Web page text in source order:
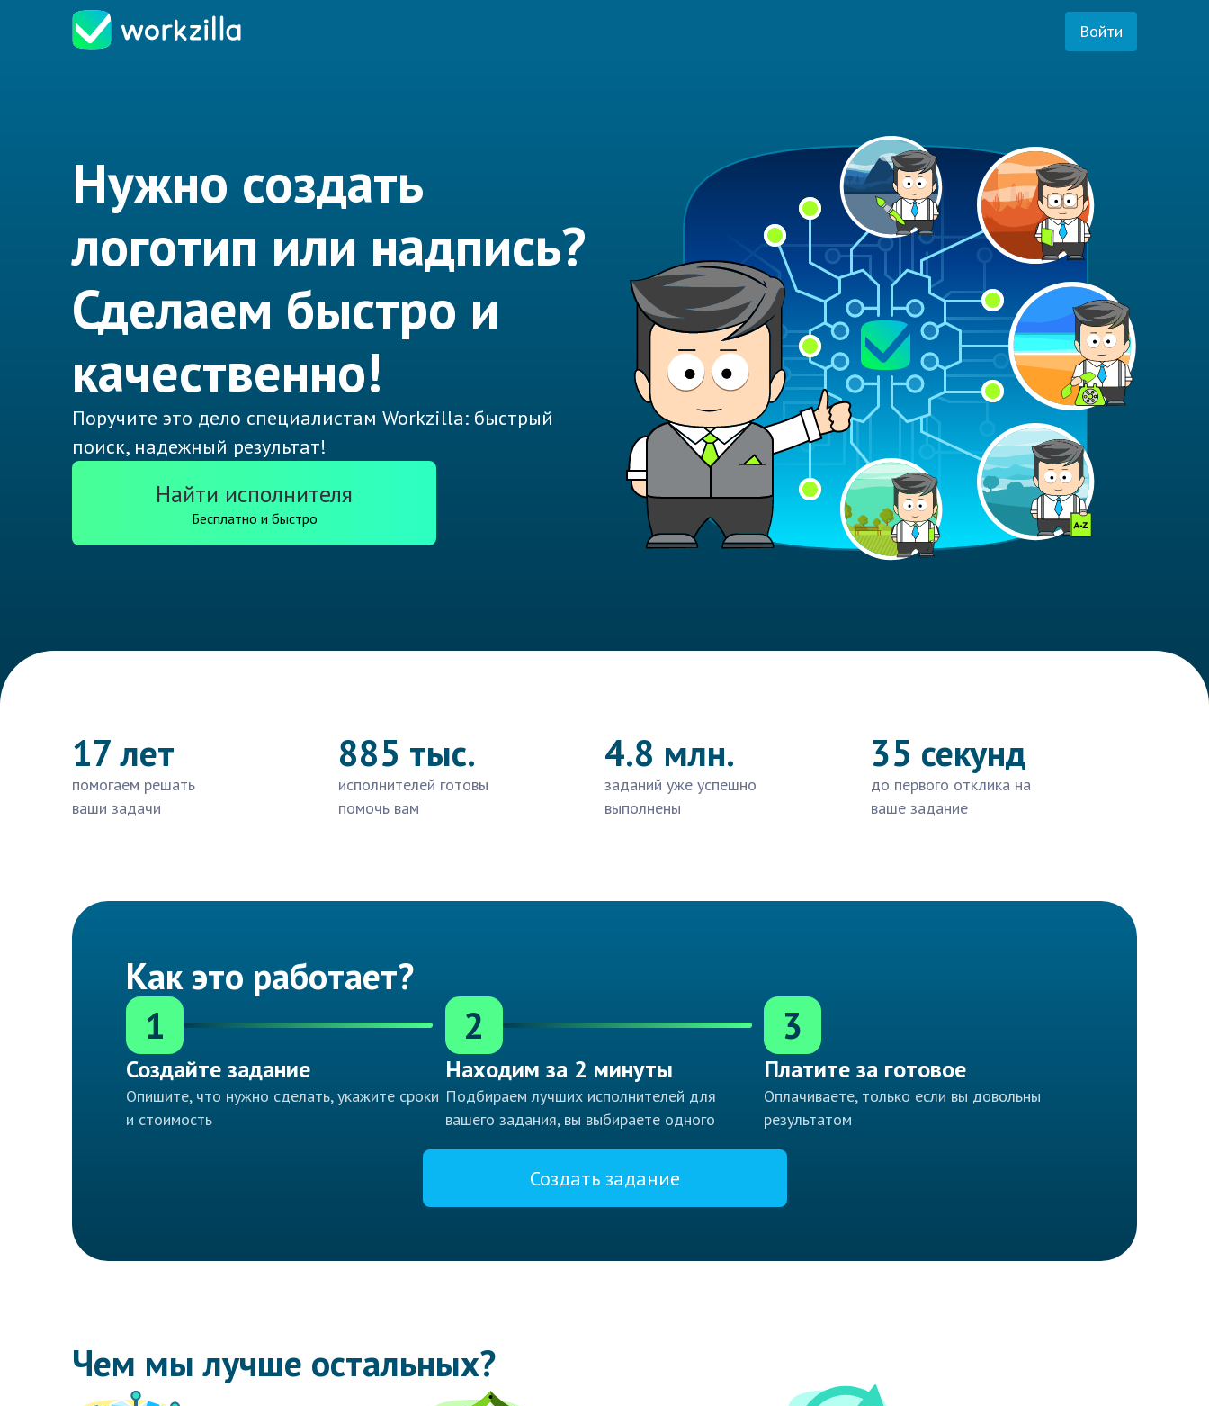
Войти
Нужно создать
логотип или надпись?
Сделаем быстро и
качественно!
Поручите это дело специалистам Workzilla: быстрый
поиск, надежный результат!
Найти исполнителя
Бесплатно и быстро
17 лет
помогаем решать
ваши задачи
885 тыс.
исполнителей готовы
помочь вам
4.8 млн.
заданий уже успешно
выполнены
35 секунд
до первого отклика на
ваше задание
Как это работает?
1
Создайте задание
Опишите, что нужно сделать, укажите сроки
и стоимость
2
Находим за 2 минуты
Подбираем лучших исполнителей для
вашего задания, вы выбираете одного
3
Платите за готовое
Оплачиваете, только если вы довольны
результатом
Создать задание
Чем мы лучше остальных?